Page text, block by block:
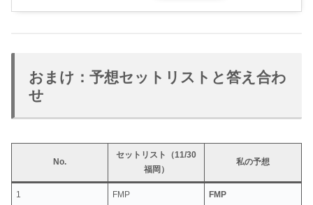
おまけ：予想セットリストと答え合わ
せ
No.
セットリスト（11/30
福岡）
私の予想
1 FMP FMP